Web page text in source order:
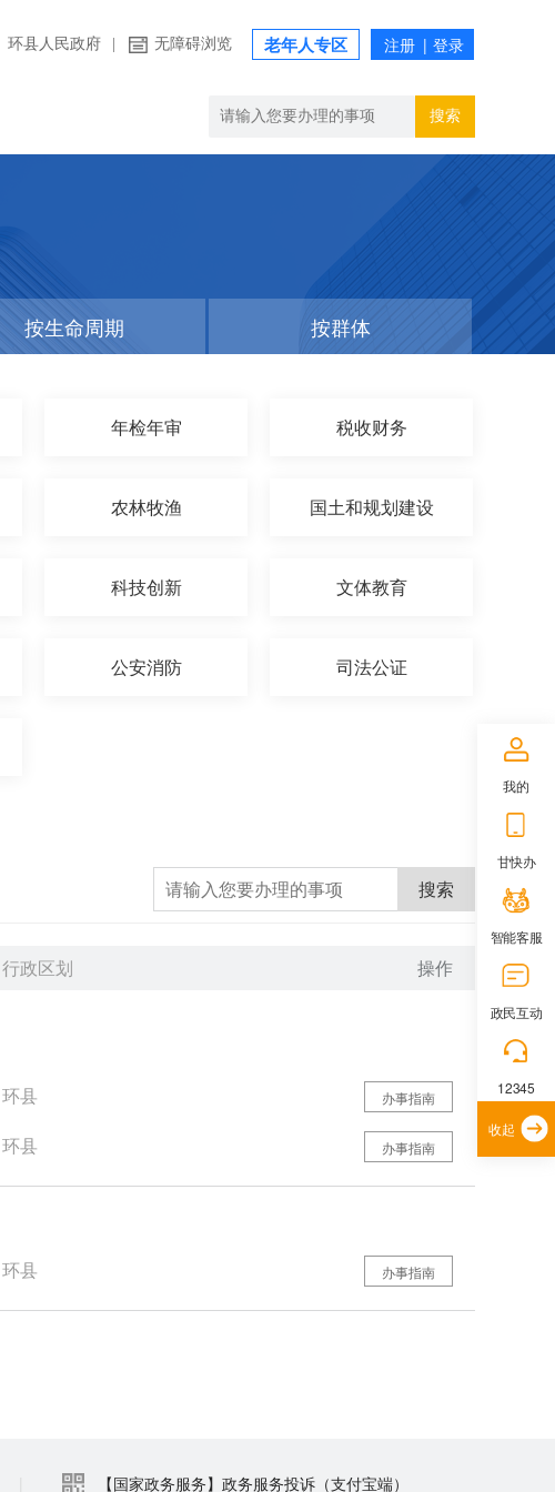
环县人民政府 无障碍浏览 老年人专区
搜索
按生命周期 按群体
年检年审 税收财务
农林牧渔 国土和规划建设
科技创新 文体教育
公安消防 司法公证
搜索
行政区划 操作
环县 办事指南
环县 办事指南
环县 办事指南
【国家政务服务】政务服务投诉（支付宝端）
我的
甘快办
智能客服
政民互动
12345
收起